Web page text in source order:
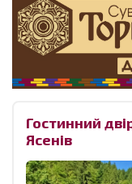
Гостинний
Ясенів